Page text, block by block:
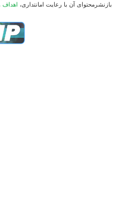
بازنشرمحتوای آن با رعایت امانتداری، اهداف